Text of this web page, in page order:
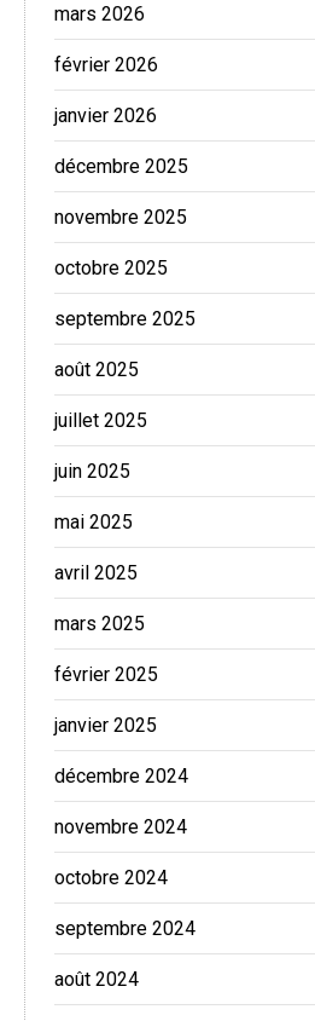
mars 2026
février 2026
janvier 2026
décembre 2025
novembre 2025
octobre 2025
septembre 2025
août 2025
juillet 2025
juin 2025
mai 2025
avril 2025
mars 2025
février 2025
janvier 2025
décembre 2024
novembre 2024
octobre 2024
septembre 2024
août 2024